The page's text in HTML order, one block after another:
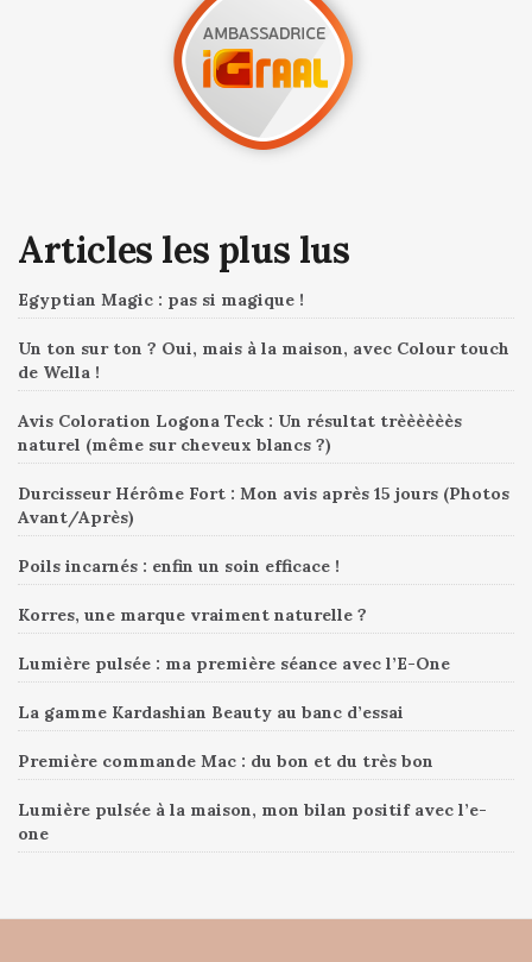
Articles les plus lus
Egyptian Magic : pas si magique !
Un ton sur ton ? Oui, mais à la maison, avec Colour touch
de Wella !
Avis Coloration Logona Teck : Un résultat trèèèèèès
naturel (même sur cheveux blancs ?)
Durcisseur Hérôme Fort : Mon avis après 15 jours (Photos
Avant/Après)
Poils incarnés : enfin un soin efficace !
Korres, une marque vraiment naturelle ?
Lumière pulsée : ma première séance avec l’E-One
La gamme Kardashian Beauty au banc d’essai
Première commande Mac : du bon et du très bon
Lumière pulsée à la maison, mon bilan positif avec l’e-
one